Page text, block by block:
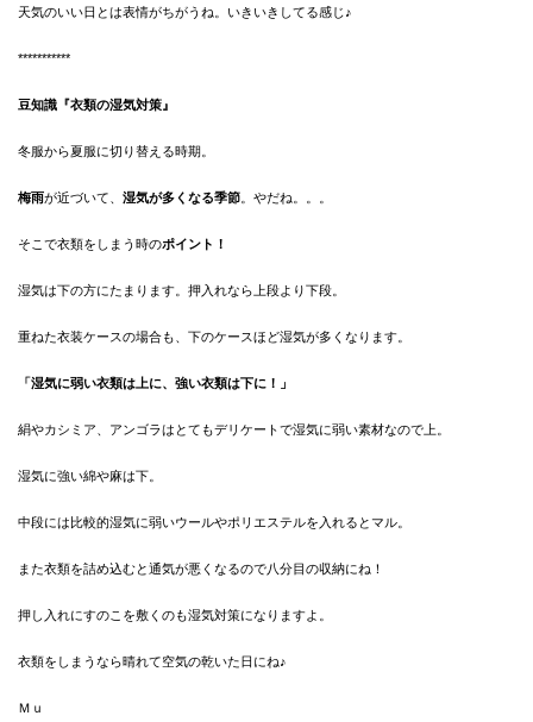
天気のいい日とは表情がちがうね。いきいきしてる感じ♪
***********
豆知識 『衣類の湿気対策』
冬服から夏服に切り替える時期。
梅雨が近づいて、 湿気が多くなる季節。やだね。。。
そこで衣類をしまう時のポイント！
湿気は下の方にたまります。 押入れなら上段より下段。
重ねた衣装ケースの場合も、 下のケースほど湿気が多くなります。
「湿気に弱い衣類は上に、強い衣類は下に！」
絹やカシミア、アンゴラはとてもデリケートで湿気に弱い素材なので上。
湿気に強い綿や麻は下。
中段には比較的湿気に弱いウールやポリエステルを入れるとマル。
また衣類を詰め込むと通気が悪くなるので八分目の収納にね！
押し入れにすのこを敷くのも湿気対策になりますよ。
衣類をしまうなら晴れて空気の乾いた日にね♪
Ｍｕ